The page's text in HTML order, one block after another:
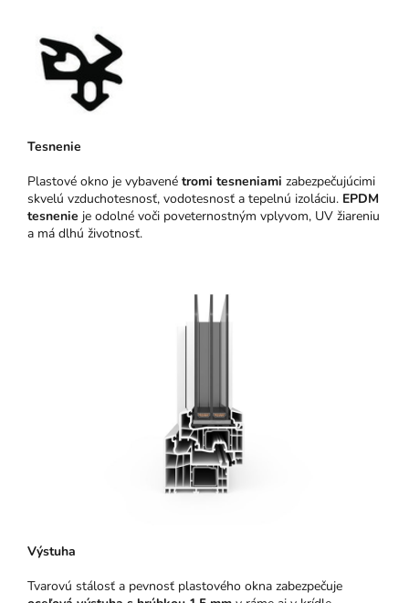
Tesnenie
Plastové okno je vybavené tromi tesneniami zabezpečujúcimi
skvelú vzduchotesnosť, vodotesnosť a tepelnú izoláciu. EPDM
tesnenie je odolné voči poveternostným vplyvom, UV žiareniu
a má dlhú životnosť.
Výstuha
Tvarovú stálosť a pevnosť plastového okna zabezpečuje